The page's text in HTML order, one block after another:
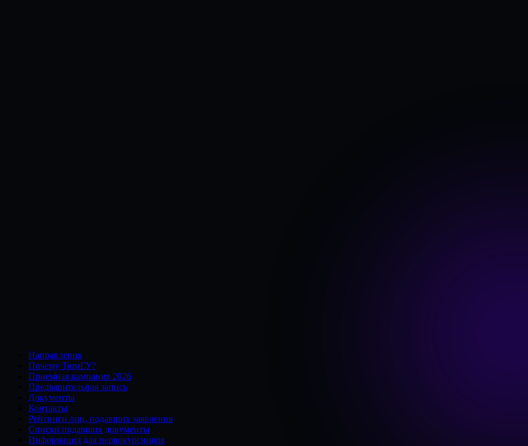
Направления
Почему ТюмГУ?
Приемная кампания 2026
Предварительная запись
Документы
Контакты
Рейтинги лиц, подавших заявления
Списки подавших документы
Информация для первокурсников